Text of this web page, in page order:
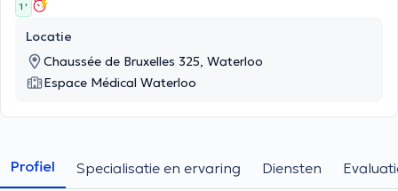
1 '
Locatie
Chaussée de Bruxelles 325, Waterloo
Espace Médical Waterloo
Profiel Specialisatie en ervaring Diensten